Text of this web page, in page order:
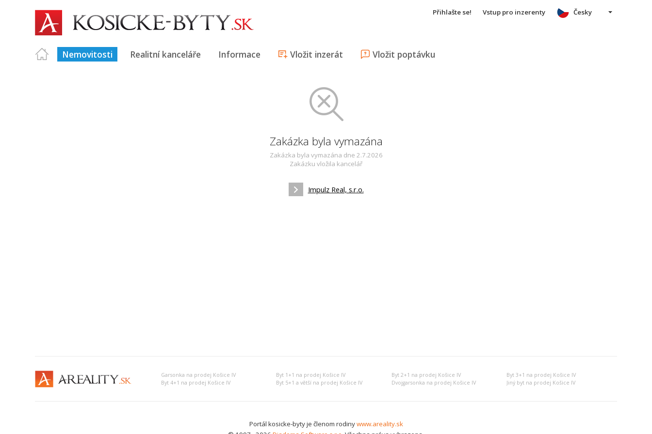
Přihlašte se! Vstup pro inzerenty
Nemovitosti Realitní kanceláře Informace Vložit inzerát Vložit poptávku
Česky
Zakázka byla vymazána
Zakázka byla vymazána dne 2.7.2026
Zakázku vložila kancelář
Impulz Real, s.r.o.
Garsonka na prodej Košice IV Byt 1+1 na prodej Košice IV Byt 2+1 na prodej Košice IV
Byt 3+1 na prodej Košice IV
Byt 4+1 na prodej Košice IV
Byt 5+1 a větší na prodej Košice IV Dvojgarsonka na prodej Košice IV Jiný byt na prodej Košice IV
Portál kosicke-byty je členom rodinywww.areality.sk